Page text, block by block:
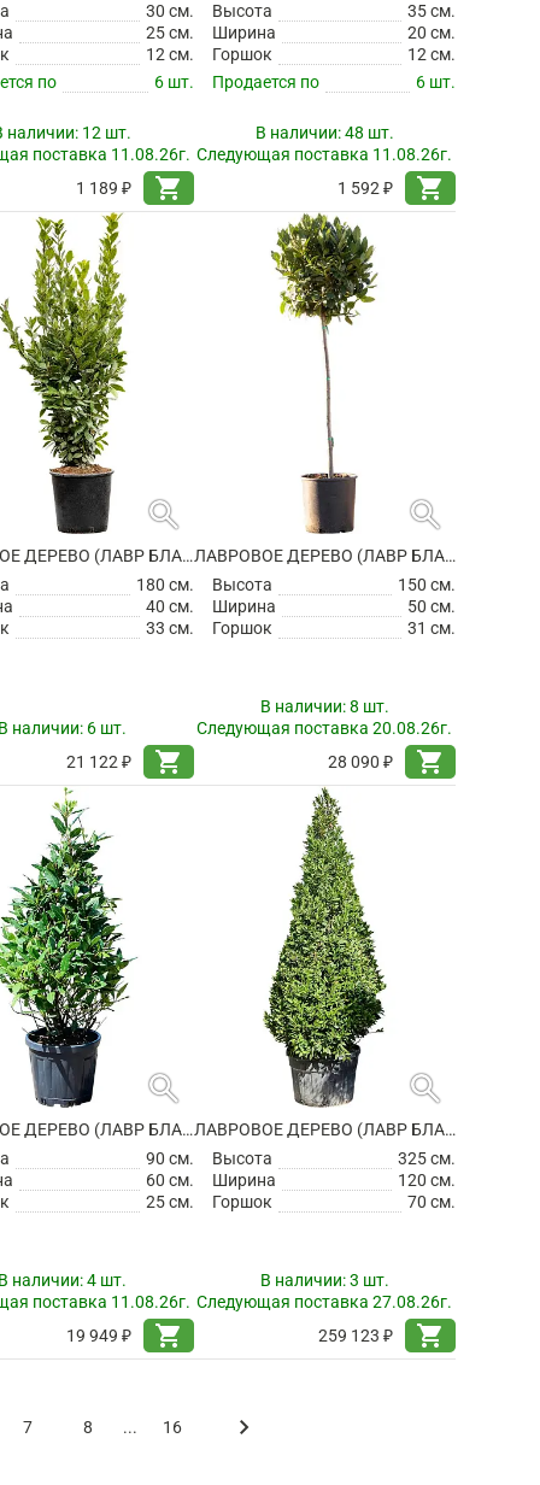
30 см.
25 см.
12 см.
по
6 шт.
наличии: 12 шт.
поставка 11.08.26г.
1 189 ₽
shopping_cart
Высота
35 см.
Ширина
20 см.
Горшок
12 см.
Продается по
6 шт.
В наличии:48 шт.
Следующая поставка 11.08.26г.
1 592 ₽
shopping_cart
search
ЛАВРОВОЕ ДЕРЕВО (ЛАВР БЛАГОРОДНЫЙ)
180 см.
40 см.
33 см.
наличии: 6 шт.
21 122 ₽
shopping_cart
search
ЛАВРОВОЕ ДЕРЕВО (ЛАВР БЛАГОРОДНЫЙ)
Высота
150 см.
Ширина
50 см.
Горшок
31 см.
В наличии:8 шт.
Следующая поставка 20.08.26г.
28 090 ₽
shopping_cart
search
ЛАВРОВОЕ ДЕРЕВО (ЛАВР БЛАГОРОДНЫЙ) ПИРАМИДА
90 см.
60 см.
25 см.
наличии:4 шт.
поставка 11.08.26г.
19 949 ₽
shopping_cart
search
ЛАВРОВОЕ ДЕРЕВО (ЛАВР БЛАГОРОДНЫЙ) ПИРАМИДА
Высота
325 см.
Ширина
120 см.
Горшок
70 см.
В наличии:3 шт.
Следующая поставка 27.08.26г.
259 123 ₽
shopping_cart
7 8 ... 16 keyboard_arrow_right